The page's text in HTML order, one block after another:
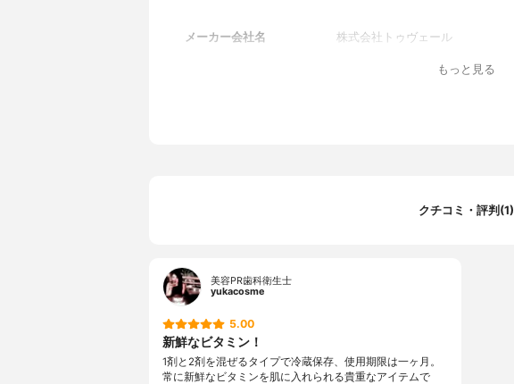
メーカー会社名 株式会社トゥヴェール
もっと見る
クチコミ・評判(1)
美容PR歯科衛生士
yukacosme
5.00
新鮮なビタミン！
1剤と2剤を混ぜるタイプで冷蔵保存、使用期限は一ヶ月。
常に新鮮なビタミンを肌に入れられる貴重なアイテムで